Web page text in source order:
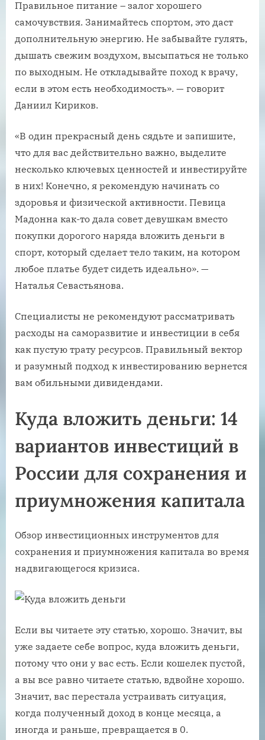
Правильное питание – залог хорошего
самочувствия. Занимайтесь спортом, это даст
дополнительную энергию. Не забывайте гулять,
дышать свежим воздухом, высыпаться не только
по выходным. Не откладывайте поход к врачу,
если в этом есть необходимость». — говорит
Даниил Кириков.
«В один прекрасный день сядьте и запишите,
что для вас действительно важно, выделите
несколько ключевых ценностей и инвестируйте
в них! Конечно, я рекомендую начинать со
здоровья и физической активности. Певица
Мадонна как-то дала совет девушкам вместо
покупки дорогого наряда вложить деньги в
спорт, который сделает тело таким, на котором
любое платье будет сидеть идеально». —
Наталья Севастьянова.
Специалисты не рекомендуют рассматривать
расходы на саморазвитие и инвестиции в себя
как пустую трату ресурсов. Правильный вектор
и разумный подход к инвестированию вернется
вам обильными дивидендами.
Куда вложить деньги: 14
вариантов инвестиций в
России для сохранения и
приумножения капитала
Обзор инвестиционных инструментов для
сохранения и приумножения капитала во время
надвигающегося кризиса.
Если вы читаете эту статью, хорошо. Значит, вы
уже задаете себе вопрос, куда вложить деньги,
потому что они у вас есть. Если кошелек пустой,
а вы все равно читаете статью, вдвойне хорошо.
Значит, вас перестала устраивать ситуация,
когда полученный доход в конце месяца, а
иногда и раньше, превращается в 0.